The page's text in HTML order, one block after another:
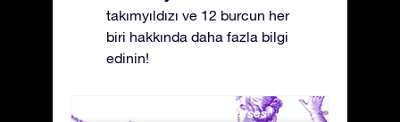
takımyıldızı ve 12 burcun her
biri hakkında daha fazla bilgi
edinin!
Andromeda - Zincirli Prenses